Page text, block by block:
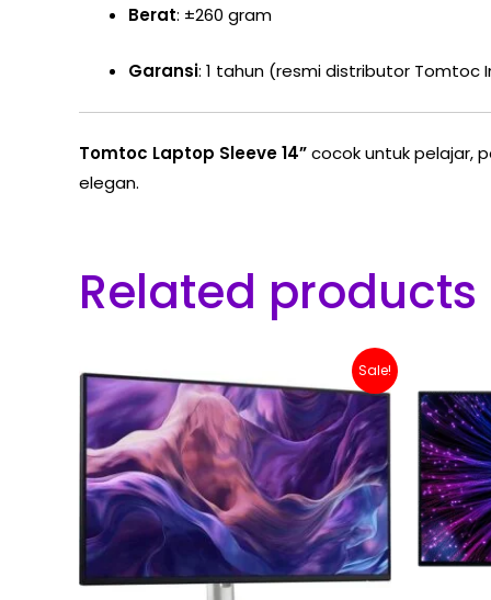
Berat: ±260 gram
Garansi: 1 tahun (resmi distributor Tomtoc
Tomtoc Laptop Sleeve 14”cocok untuk pelajar,
elegan.
Related products
Sale!
price
was:
Rp 4,000,000.
price
is:
Rp 3,200,000.